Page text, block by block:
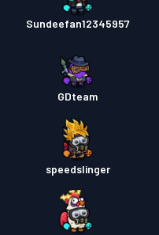
Sundeefan12345957
GDteam
speedslinger